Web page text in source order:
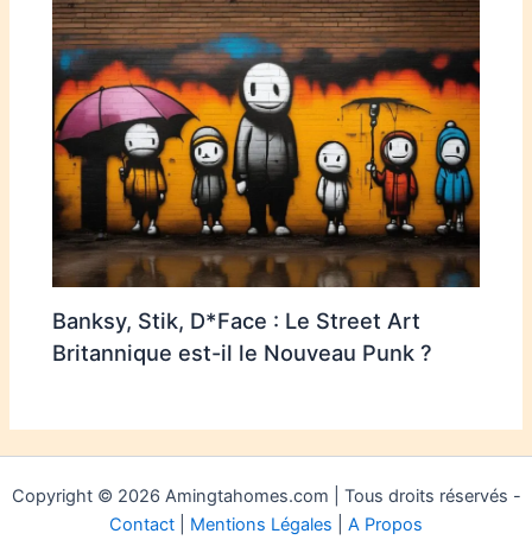
Banksy, Stik, D*Face : Le Street Art
Britannique est-il le Nouveau Punk ?
Copyright © 2026 Amingtahomes.com | Tous droits réservés -
Contact
Mentions Légales A Propos